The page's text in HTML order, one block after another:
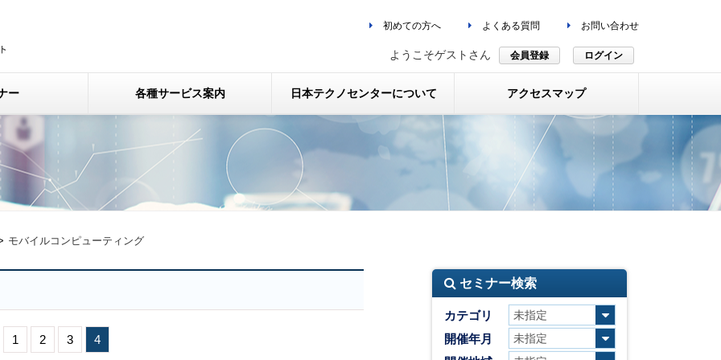
初めての方へ よくある質問 お問い合わせ
ようこそゲストさん 会員登録 ログイン
ー 各種サービス案内 日本テクノセンターについて アクセスマップ
モバイルコンピューティング
1 2 3 4
セミナー検索
カテゴリ
開催年月